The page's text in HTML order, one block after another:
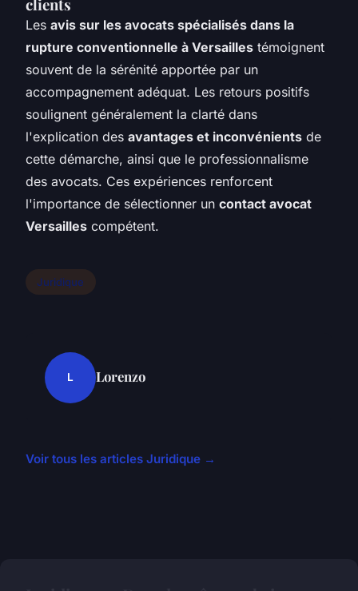
clients
Les avis sur les avocats spécialisés dans la
rupture conventionnelle à Versailles témoignent
souvent de la sérénité apportée par un
accompagnement adéquat. Les retours positifs
soulignent généralement la clarté dans
l'explication des avantages et inconvénients de
cette démarche, ainsi que le professionnalisme
des avocats. Ces expériences renforcent
l'importance de sélectionner un contact avocat
Versailles compétent.
Juridique
L Lorenzo
Voir tous les articles Juridique →